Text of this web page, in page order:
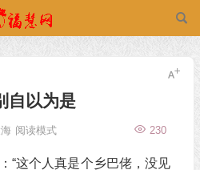
自以为是
230
阅读模式
“这个人真是个乡巴佬，没见